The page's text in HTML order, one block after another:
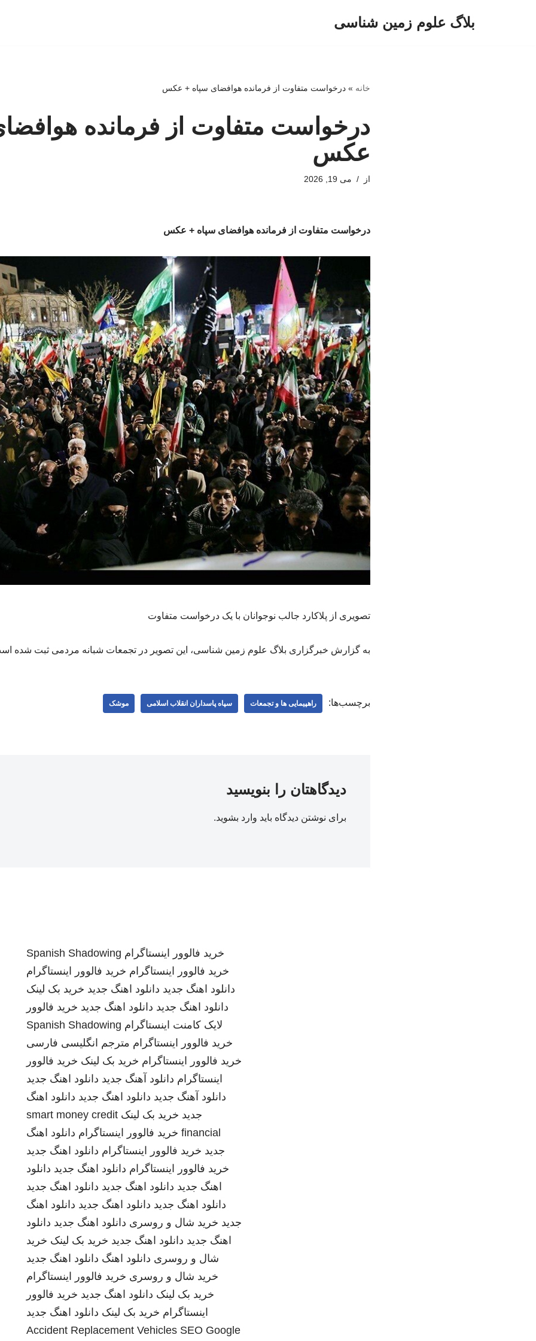
بلاگ علوم زمین شناسی
خانه »درخواست متفاوت از فرمانده هوافضای سپاه + عکس
درخواست متفاوت از فرمانده
عکس
از می 19, 2026
درخواست متفاوت از فرمانده هوافضای سپاه + عکس
تصویری از پلاکارد جالب نوجوانان با یک درخواست متفاوت
به گزارش خبرگزاری بلاگ علوم زمین شناسی، این تصویر در تجمعات شبانه مردمی ثبت شده
برچسب‌ها: راهپیمایی ها و تجمعات سپاه پاسداران انقلاب اسلامی موشک
دیدگاهتان را بنویسید
برای نوشتن دیدگاه باید وارد بشوید.
خرید فالوور اینستاگرام Spanish Shadowing
خرید فالوور اینستاگرام خرید فالوور اینستاگرام
دانلود اهنگ جدید دانلود اهنگ جدید خرید بک لینک
دانلود اهنگ جدید دانلود اهنگ جدید خرید فالوور
لایک کامنت اینستاگرام Spanish Shadowing
خرید فالوور اینستاگرام مترجم انگلیسی فارسی
خرید فالوور اینستاگرام خرید بک لینک خرید فالوور
اینستاگرام دانلود آهنگ جدید دانلود اهنگ جدید
دانلود آهنگ جدید دانلود اهنگ جدید دانلود اهنگ
جدید خرید بک لینک smart money credit
financial خرید فالوور اینستاگرام دانلود اهنگ
جدید خرید فالوور اینستاگرام دانلود اهنگ جدید
خرید فالوور اینستاگرام دانلود اهنگ جدید دانلود
اهنگ جدید دانلود اهنگ جدید دانلود اهنگ جدید
دانلود اهنگ جدید دانلود اهنگ جدید دانلود اهنگ
جدید خرید شال و روسری دانلود اهنگ جدید دانلود
اهنگ جدید دانلود اهنگ جدید خرید بک لینک خرید
شال و روسری دانلود اهنگ دانلود اهنگ جدید
خرید شال و روسری خرید فالوور اینستاگرام
خرید بک لینک دانلود اهنگ جدید خرید فالوور
اینستاگرام خرید بک لینک دانلود اهنگ جدید
Accident Replacement Vehicles SEO Google